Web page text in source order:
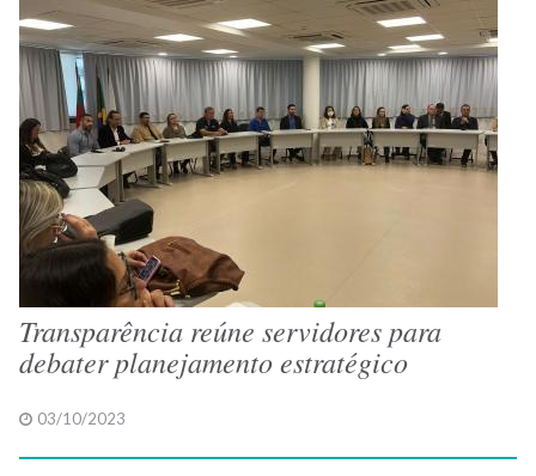
Transparência reúne servidores para
debater planejamento estratégico
03/10/2023